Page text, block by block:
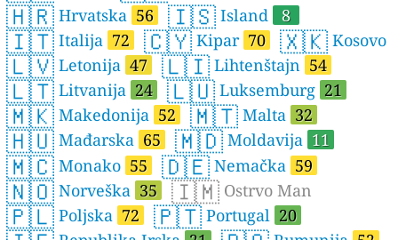
🇭🇷 Hrvatska 56 🇮🇸 Island 8
🇮🇹 Italija 72 🇨🇾 Kipar 70 🇽🇰 Kosovo
🇱🇻 Letonija 47 🇱🇮 Lihtenštajn 54
🇱🇹 Litvanija 24 🇱🇺 Luksemburg 21
🇲🇰 Makedonija 52 🇲🇹 Malta 32
🇭🇺 Mađarska 65 🇲🇩 Moldavija 11
🇲🇨 Monako 55 🇩🇪 Nemačka 59
🇳🇴 Norveška 35 🇮🇲 Ostrvo Man
🇵🇱 Poljska 72 🇵🇹 Portugal 20